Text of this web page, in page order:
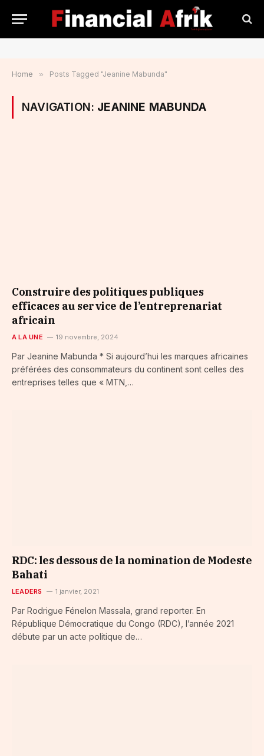
Home » Posts Tagged "Jeanine Mabunda"
NAVIGATION: JEANINE MABUNDA
Construire des politiques publiques
efficaces au service de l’entreprenariat
africain
A LA UNE 19 novembre, 2024
Par Jeanine Mabunda * Si aujourd’hui les marques africaines
préférées des consommateurs du continent sont celles des
entreprises telles que « MTN,…
RDC: les dessous de la nomination de Modeste
Bahati
LEADERS 1 janvier, 2021
Par Rodrigue Fénelon Massala, grand reporter. En
République Démocratique du Congo (RDC), l’année 2021
débute par un acte politique de…